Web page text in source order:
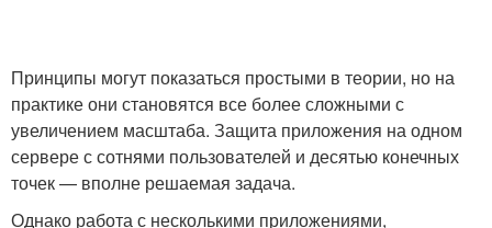
Принципы могут показаться простыми в теории, но на
практике они становятся все более сложными с
увеличением масштаба. Защита приложения на одном
сервере с сотнями пользователей и десятью конечных
точек — вполне решаемая задача.
Однако работа с несколькими приложениями,